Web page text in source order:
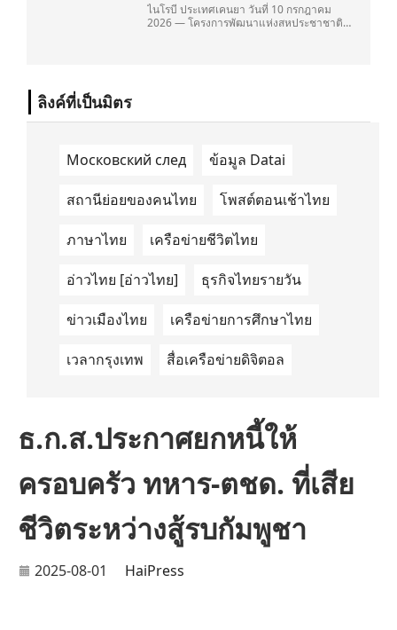
ไนโรบี ประเทศเคนยา วันที่ 10 กรกฎาคม
2026 — โครงการพัฒนาแห่งสหประชาชาติ
ลิงค์ที่เป็นมิตร
Московский след ข้อมูล Datai
สถานีย่อยของคนไทย โพสต์ตอนเช้าไทย
ภาษาไทย เครือข่ายชีวิตไทย
อ่าวไทย [อ่าวไทย] ธุรกิจไทยรายวัน
ข่าวเมืองไทย เครือข่ายการศึกษาไทย
เวลากรุงเทพ สื่อเครือข่ายดิจิตอล
ธ.ก.ส.ประกาศยกหนี้ให้
ครอบครัว ทหาร-ตชด. ที่เสีย
ชีวิตระหว่างสู้รบกัมพูชา
2025-08-01 HaiPress